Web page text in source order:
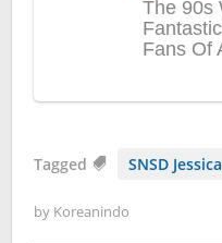
Tagged SNSD Jessica
by Koreanindo